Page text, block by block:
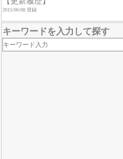
2015/06/08 登録
キーワードを入力して探す